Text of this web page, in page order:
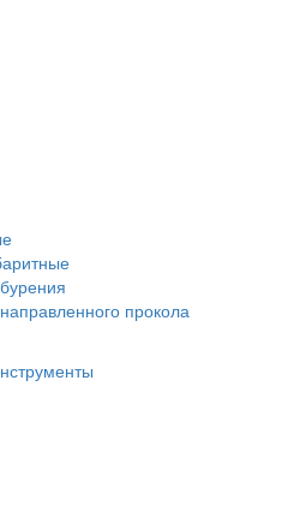
прокола